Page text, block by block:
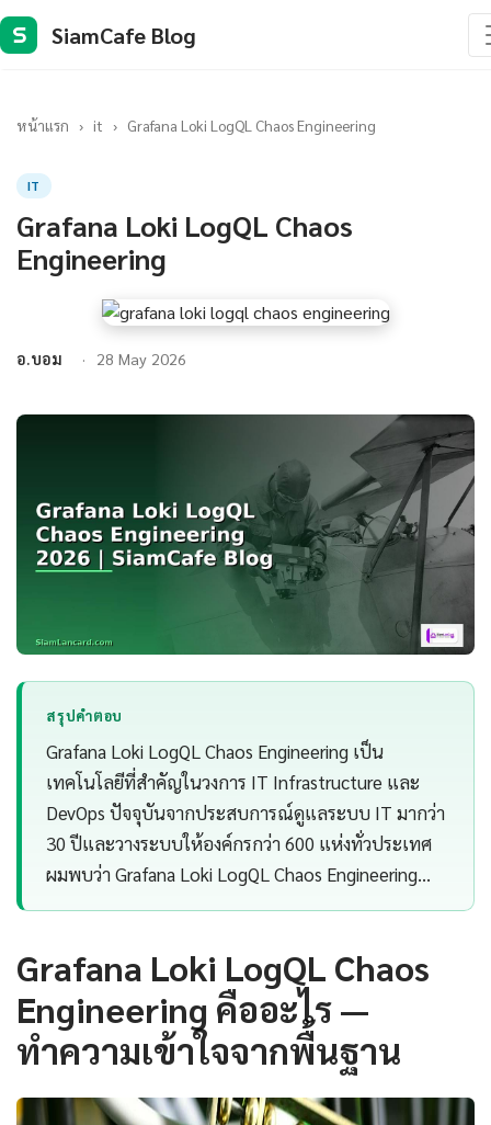
S SiamCafe Blog
หน้าแรก › it › Grafana Loki LogQL Chaos Engineering
IT
Grafana Loki LogQL Chaos
Engineering
อ.บอม 28 May 2026
สรุปคำตอบ
Grafana Loki LogQL Chaos Engineering เป็น
เทคโนโลยีที่สำคัญในวงการ IT Infrastructure และ
DevOps ปัจจุบันจากประสบการณ์ดูแลระบบ IT มากว่า
30 ปีและวางระบบให้องค์กรกว่า 600 แห่งทั่วประเทศ
ผมพบว่า Grafana Loki LogQL Chaos Engineering…
Grafana Loki LogQL Chaos
Engineering คืออะไร —
ทำความเข้าใจจากพื้นฐาน